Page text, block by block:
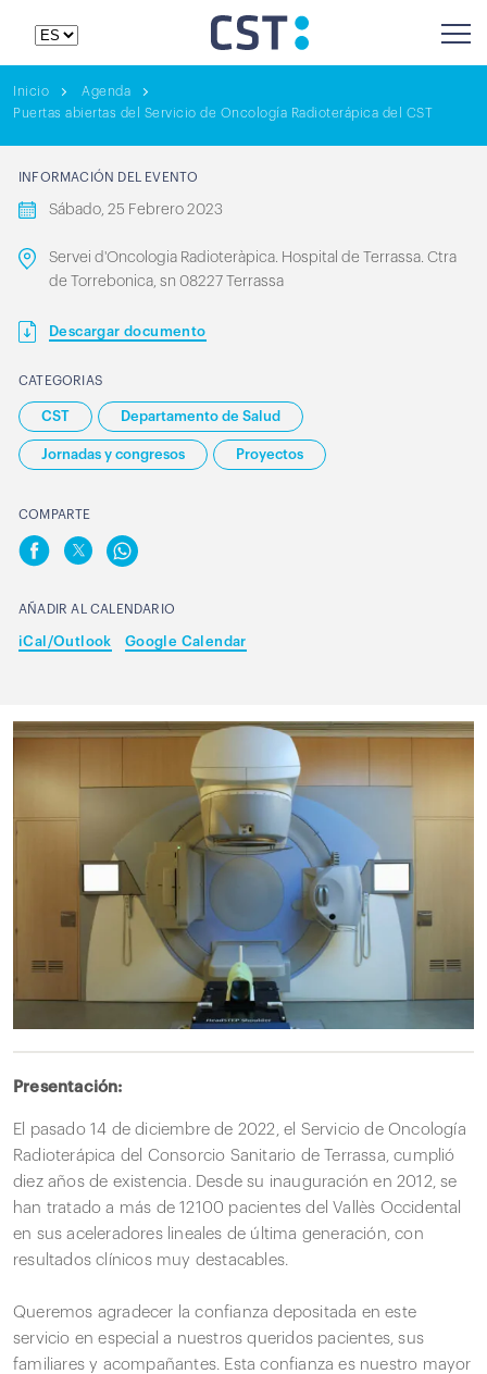
Inicio
Agenda
Puertas abiertas del Servicio de Oncología Radioterápica del CST
INFORMACIÓN DEL EVENTO
Sábado, 25 Febrero 2023
Servei d'Oncologia Radioteràpica. Hospital de Terrassa. Ctra
de Torrebonica, sn 08227 Terrassa
Descargar documento
CATEGORIAS
CST Departamento de Salud
Jornadas y congresos Proyectos
COMPARTE
AÑADIR AL CALENDARIO
iCal/Outlook Google Calendar
Presentación:
El pasado 14 de diciembre de 2022, el Servicio de Oncología
Radioterápica del Consorcio Sanitario de Terrassa, cumplió
diez años de existencia. Desde su inauguración en 2012, se
han tratado a más de 12100 pacientes del Vallès Occidental
en sus aceleradores lineales de última generación, con
resultados clínicos muy destacables.
Queremos agradecer la confianza depositada en este
servicio en especial a nuestros queridos pacientes, sus
familiares y acompañantes. Esta confianza es nuestro mayor